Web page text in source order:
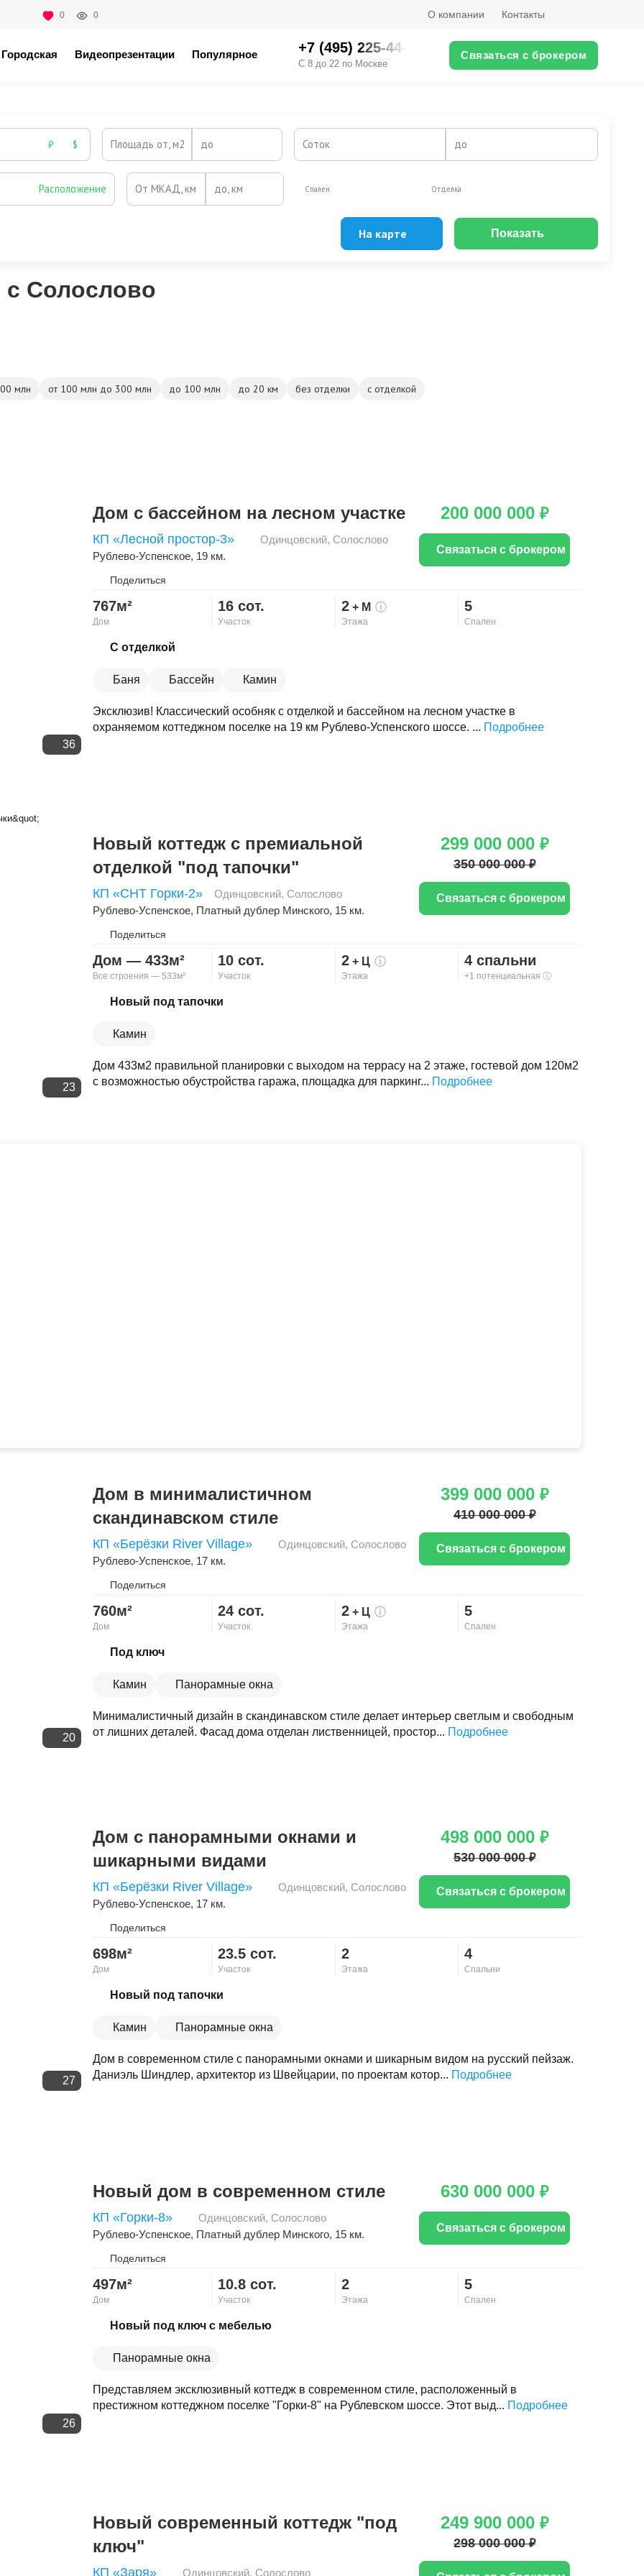
0 0 О компании Контакты
Городская Видеопрезентации Популярное +7 (495) 225-44-XX
С 8 до 22 по Москве
Связаться с брокером
₽ $ Площадь от, м2 до Соток до
Расположение От МКАД, км до, км Спален Отделка
На карте Показать
с Солослово
млн от 100 млн до 300 млн до 100 млн до 20 км без отделки с отделкой
36
Дом с бассейном на лесном участке
КП «Лесной простор-3» Одинцовский, Солослово
Рублево-Успенское, 19 км.
Поделиться
Скопировать ссылку
767м²
Дом
16 сот.
Участок
2+ М ⓘ
Этажа
5
Спален
С отделкой
Баня Бассейн Камин
Эксклюзив! Классический особняк с отделкой и бассейном на лесном участке в
охраняемом коттеджном поселке на 19 км Рублево-Успенского шоссе. ... Подробнее
200 000 000 ₽
Связаться с брокером
23
Новый коттедж с премиальной
отделкой "под тапочки"
КП «СНТ Горки-2» Одинцовский, Солослово
Рублево-Успенское, Платный дублер Минского, 15 км.
Поделиться
Скопировать ссылку
Дом — 433м²
Все строения — 533м²
10 сот.
Участок
2+ Ц ⓘ
Этажа
4 спальни
+1 потенциальнаяⓘ
Новый под тапочки
Камин
Дом 433м2 правильной планировки с выходом на террасу на 2 этаже, гостевой дом 120м2
с возможностью обустройства гаража, площадка для паркинг... Подробнее
299 000 000 ₽
350 000 000 ₽
Связаться с брокером
20
Дом в минималистичном
скандинавском стиле
КП «Берёзки River Village» Одинцовский, Солослово
Рублево-Успенское, 17 км.
Поделиться
760м²
Дом
24 сот.
Участок
2+ Ц ⓘ
Этажа
5
Спален
Под ключ
Камин Панорамные окна
Минималистичный дизайн в скандинавском стиле делает интерьер светлым и свободным
от лишних деталей. Фасад дома отделан лиственницей, простор... Подробнее
399 000 000 ₽
410 000 000 ₽
Связаться с брокером
27
Дом с панорамными окнами и
шикарными видами
КП «Берёзки River Village» Одинцовский, Солослово
Рублево-Успенское, 17 км.
Поделиться
Скопировать ссылку
698м²
Дом
23.5 сот.
Участок
2
Этажа
4
Спальни
Новый под тапочки
Камин Панорамные окна
Дом в современном стиле с панорамными окнами и шикарным видом на русский пейзаж.
Даниэль Шиндлер, архитектор из Швейцарии, по проектам котор... Подробнее
498 000 000 ₽
530 000 000 ₽
Связаться с брокером
26
Новый дом в современном стиле
КП «Горки-8» Одинцовский, Солослово
Рублево-Успенское, Платный дублер Минского, 15 км.
Поделиться
Скопировать ссылку
497м²
Дом
10.8 сот.
Участок
2
Этажа
5
Спален
Новый под ключ с мебелью
Панорамные окна
Представляем эксклюзивный коттедж в современном стиле, расположенный в
престижном коттеджном поселке "Горки-8" на Рублевском шоссе. Этот выд... Подробнее
630 000 000 ₽
Связаться с брокером
Новый современный коттедж "под
ключ"
КП «Заря» Одинцовский, Солослово
249 900 000 ₽
298 000 000 ₽